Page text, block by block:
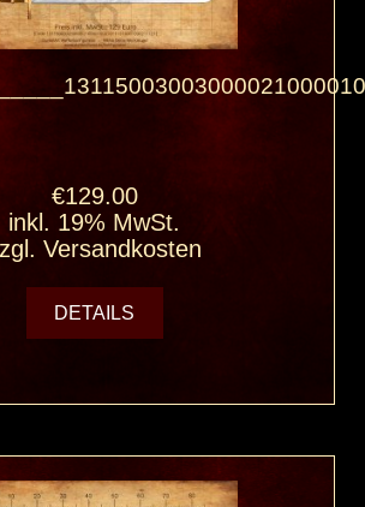
€129.00
inkl. 19% MwSt.
Versandkosten
DETAILS